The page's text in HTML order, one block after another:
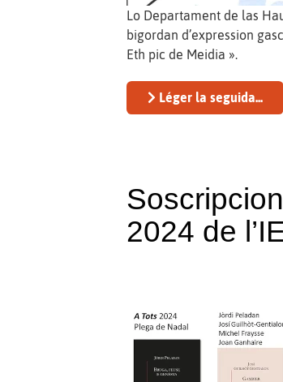
Lo Departament de las
bigordan d’expression
Eth pic de Meidia ».
Léger la seguida...
2024 de